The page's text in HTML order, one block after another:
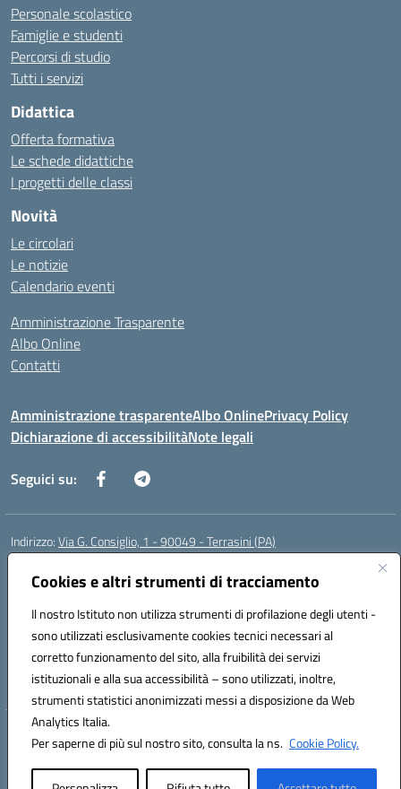
Cookies e altri strumenti di tracciamento
Il nostro Istituto non utilizza strumenti di profilazione degli utenti -
sono utilizzati esclusivamente cookies tecnici necessari al
corretto funzionamento del sito, alla fruibilità dei servizi
istituzionali e alla sua accessibilità – sono utilizzati, inoltre,
strumenti statistici anonimizzati messi a disposizione da Web
Analytics Italia.
Per saperne di più sul nostro sito, consulta la ns. Cookie Policy.
Personale scolastico
Famiglie e studenti
Percorsi di studio
Tutti i servizi
Didattica
Offerta formativa
Le schede didattiche
I progetti delle classi
Novità
Le circolari
Le notizie
Calendario eventi
Amministrazione Trasparente
Albo Online
Contatti
Amministrazione trasparenteAlbo OnlinePrivacy Policy
Dichiarazione di accessibilitàNote legali
Seguici su:
Indirizzo:Via G. Consiglio, 1 - 90049 - Terrasini (PA)
Centralino:
Posta elettronica certificata (PEC):paic88700d@pec.istruzione.it
Codice fiscale: 80025710825
Codice meccanografico:PAIC88700D
Codice Indice delle Pubbliche Amministrazioni (IPA): istsc_paic88700d
Codice unico di fatturazione (CUF): UF7LHF
Hosting & Powered by 3D Solution S.r.l.
Concept & Design by Designers Italia